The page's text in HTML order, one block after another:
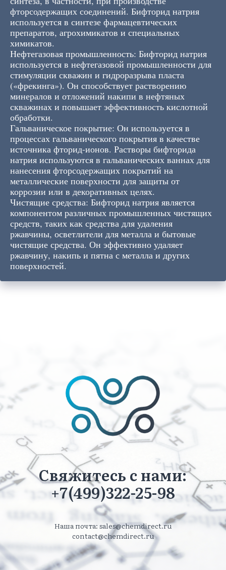
фторсодержащих соединений. Бифторид натрия
используется в синтезе фармацевтических
препаратов, агрохимикатов и специальных
химикатов.
Нефтегазовая промышленность: Бифторид натрия
используется в нефтегазовой промышленности для
стимуляции скважин и гидроразрыва пласта
(«фрекинга»). Он способствует растворению
минералов и отложений накипи в нефтяных
скважинах и повышает эффективность кислотной
обработки.
Гальваническое покрытие: Он используется в
процессах гальванического покрытия в качестве
источника фторид-ионов. Растворы бифторида
натрия используются в гальванических ваннах для
нанесения фторсодержащих покрытий на
металлические поверхности для защиты от
коррозии или в декоративных целях.
Чистящие средства: Бифторид натрия является
компонентом различных промышленных чистящих
средств, таких как средства для удаления
ржавчины, осветлители для металла и бытовые
чистящие средства. Он эффективно удаляет
ржавчину, накипь и пятна с металла и других
поверхностей.
Свяжитесь с нами:
+7(499)322-25-98
Наша почта: sales@chemdirect.ru
contact@chemdirect.ru